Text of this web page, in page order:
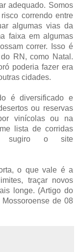
adequado. Somos
correndo entre
algumas vias da
faixa em algumas
correr. Isso é
RN, como Natal.
poderia fazer era
cidades.
é diversificado e
ou reservas
vinícolas ou na
lista de corridas
sugiro o site
o que vale é a
traçar novos
longe. (Artigo do
de 08